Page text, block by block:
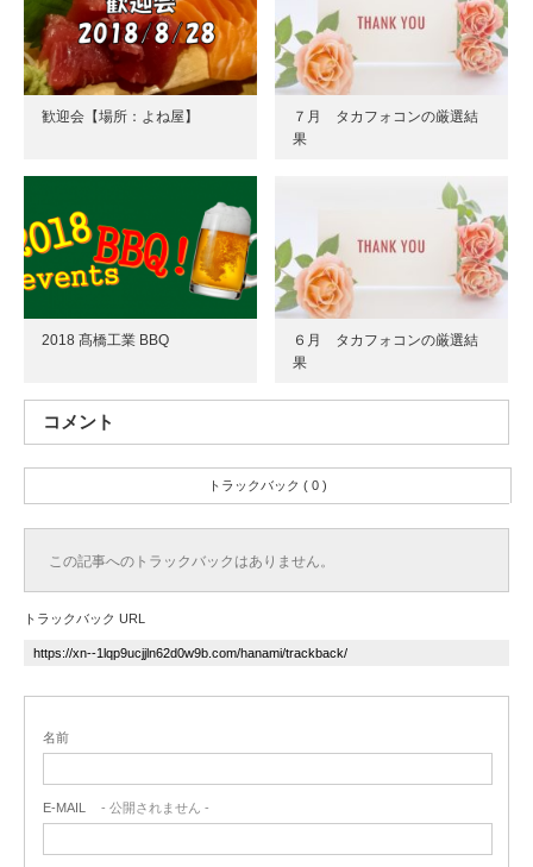
歓迎会【場所：よね屋】
７月 タカフォコンの厳選結
果
2018 髙橋工業 BBQ
６月 タカフォコンの厳選結
果
コメント
トラックバック ( 0 )
この記事へのトラックバックはありません。
トラックバック URL
名前
E-MAIL - 公開されません -